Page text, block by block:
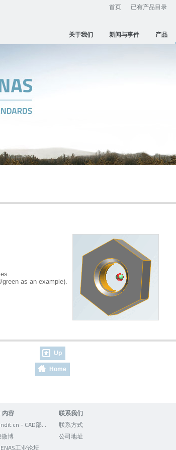
首页 已有产品目录
关于我们 新闻与事件 产品
as an example).
Up
Home
内容
微博
工业论坛
联系我们
联系方式
公司地址